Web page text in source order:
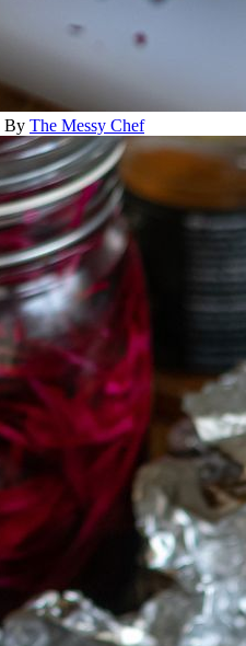
By The Messy Chef